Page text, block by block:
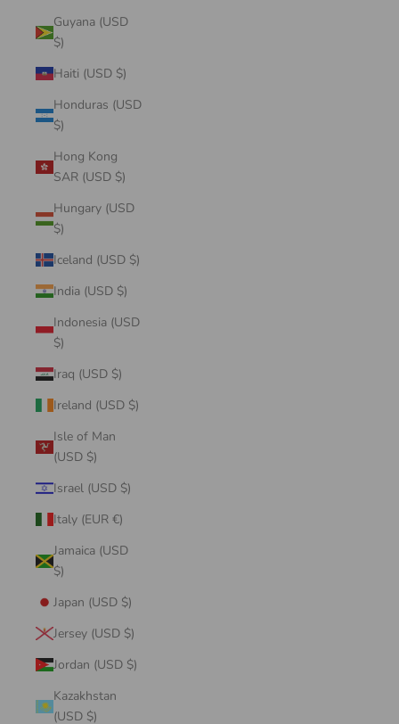
Guyana (USD
$)
Haiti (USD $)
Honduras (USD
$)
Hong Kong
SAR (USD $)
Hungary (USD
$)
Iceland (USD $)
India (USD $)
Indonesia (USD
$)
Iraq (USD $)
Ireland (USD $)
Isle of Man
(USD $)
Israel (USD $)
Italy (EUR €)
Jamaica (USD
$)
Japan (USD $)
Jersey (USD $)
Jordan (USD $)
Kazakhstan
(USD $)